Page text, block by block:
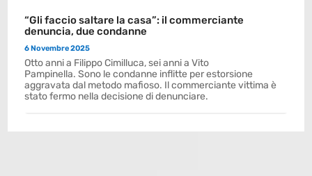
“Gli faccio saltare la casa”: il commerciante
denuncia, due condanne
6 Novembre 2025
Otto anni a Filippo Cimilluca, sei anni a Vito
Pampinella. Sono le condanne inflitte per estorsione
aggravata dal metodo mafioso. Il commerciante vittima è
stato fermo nella decisione di denunciare.